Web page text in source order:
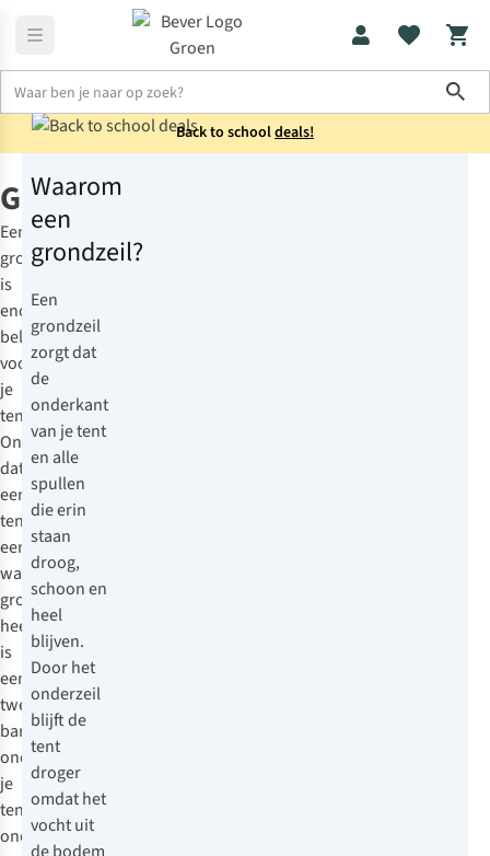
Back to schooldeals!
Tentaccessoires
Grondzeilen
Een
grondzeil
is
enorm
belangrijk
voor
je
tent.
Ondanks
dat
een
tent
een
waterdicht
grondzeil
heeft
is
een
tweede
barrière
onder
je
tent
onontbeerlijk.
Waarom
een
grondzeil?
Een
grondzeil
zorgt dat
de
onderkant
van je tent
en alle
spullen
die erin
staan
droog,
schoon en
heel
blijven.
Door het
onderzeil
blijft de
tent
droger
omdat het
vocht uit